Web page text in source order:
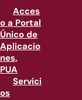
Acces
o a Portal
Único de
Aplicacio
nes,
PUA
Servici
os